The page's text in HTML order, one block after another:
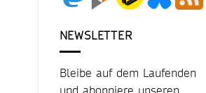
NEWSLETTER
Bleibe auf dem Laufenden
und abonniere unseren